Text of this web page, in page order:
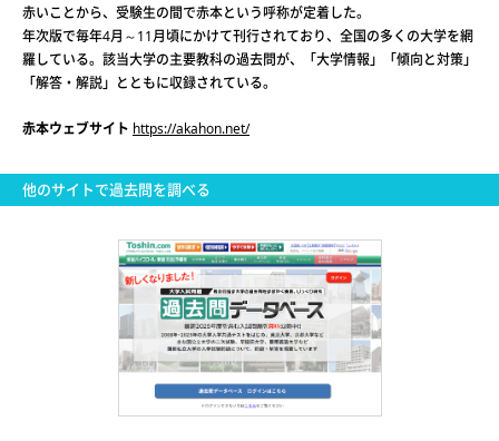
赤いことから、受験生の間で赤本という呼称が定着した。
年次版で毎年4月～11月頃にかけて刊行されており、全国の多くの大学を網
羅している。該当大学の主要教科の過去問が、「大学情報」「傾向と対策」
「解答・解説」とともに収録されている。
赤本ウェブサイト https://akahon.net/
他のサイトで過去問を調べる